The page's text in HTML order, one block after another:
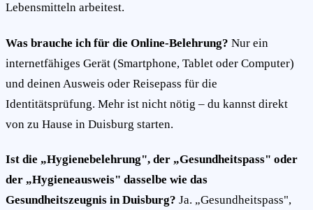
Lebensmitteln arbeitest.
Was brauche ich für die Online-Belehrung? Nur ein
internetfähiges Gerät (Smartphone, Tablet oder Computer)
und deinen Ausweis oder Reisepass für die
Identitätsprüfung. Mehr ist nicht nötig – du kannst direkt
von zu Hause in Duisburg starten.
Ist die „Hygienebelehrung", der „Gesundheitspass" oder
der „Hygieneausweis" dasselbe wie das
Gesundheitszeugnis in Duisburg? Ja. „Gesundheitspass",